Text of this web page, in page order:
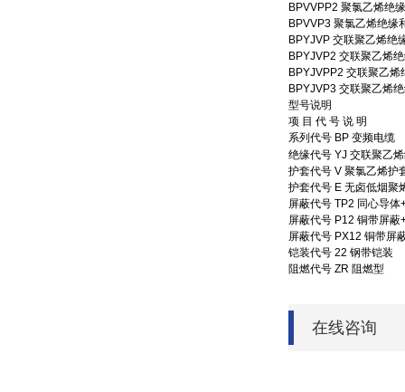
BPVVPP2 聚氯乙烯绝
BPVVP3 聚氯乙烯绝缘
BPYJVP 交联聚乙烯绝
BPYJVP2 交联聚乙烯
BPYJVPP2 交联聚乙
BPYJVP3 交联聚乙烯
型号说明
项 目 代 号 说 明
系列代号 BP 变频电缆
绝缘代号 YJ 交联聚乙
护套代号 V 聚氯乙烯护
护套代号 E 无卤低烟聚
屏蔽代号 TP2 同心导体
屏蔽代号 P12 铜带屏蔽
屏蔽代号 PX12 铜带屏
铠装代号 22 钢带铠装
阻燃代号 ZR 阻燃型
在线咨询